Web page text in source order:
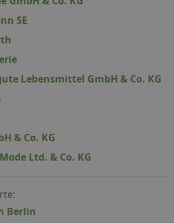
SE
Lebensmittel GmbH & Co. KG
& Co. KG
Ltd. & Co. KG
Berlin